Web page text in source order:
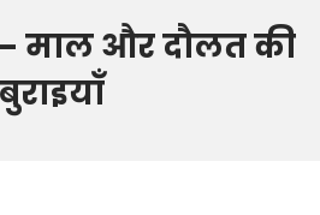
माल और दौलत की